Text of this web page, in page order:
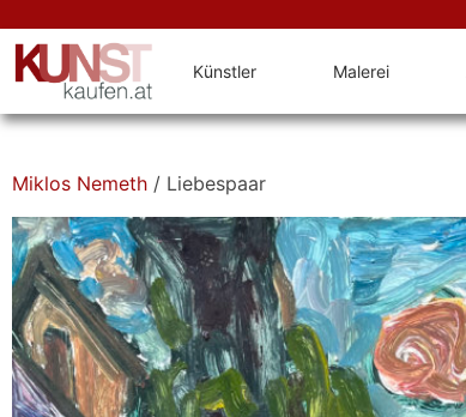
Künstler Malerei
Miklos Nemeth / Liebespaar